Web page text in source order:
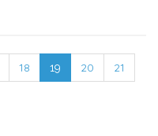
18 19 20
21